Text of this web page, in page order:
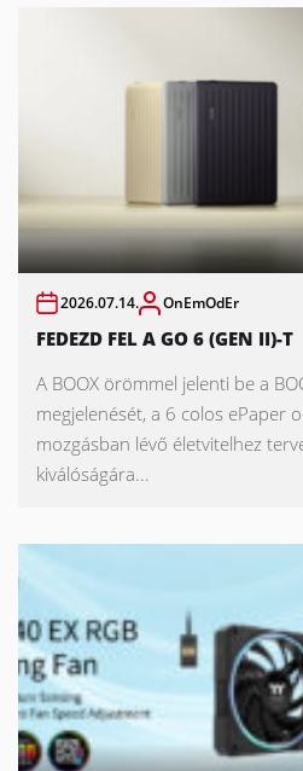
2026.07.14. OnEmOdEr
FEDEZD FEL A GO 6 (GEN II)-T
A BOOX örömmel jelenti be a
megjelenését, a 6 colos ePaper
mozgásban lévő életvitelhez
kiválóságára...